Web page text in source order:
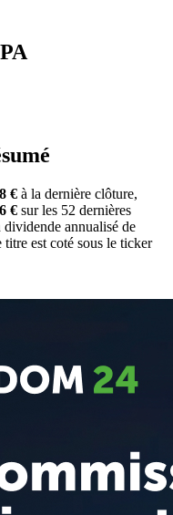
€ à la dernière clôture,
€ sur les 52 dernières
annualisé de
titre est coté sous le ticker